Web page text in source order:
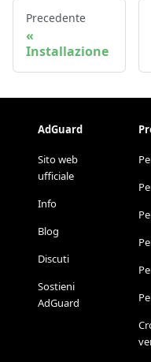
Precedente
Installazione
AdGuard
Sito web
ufficiale
Info
Blog
Discuti
Sostieni
AdGuard